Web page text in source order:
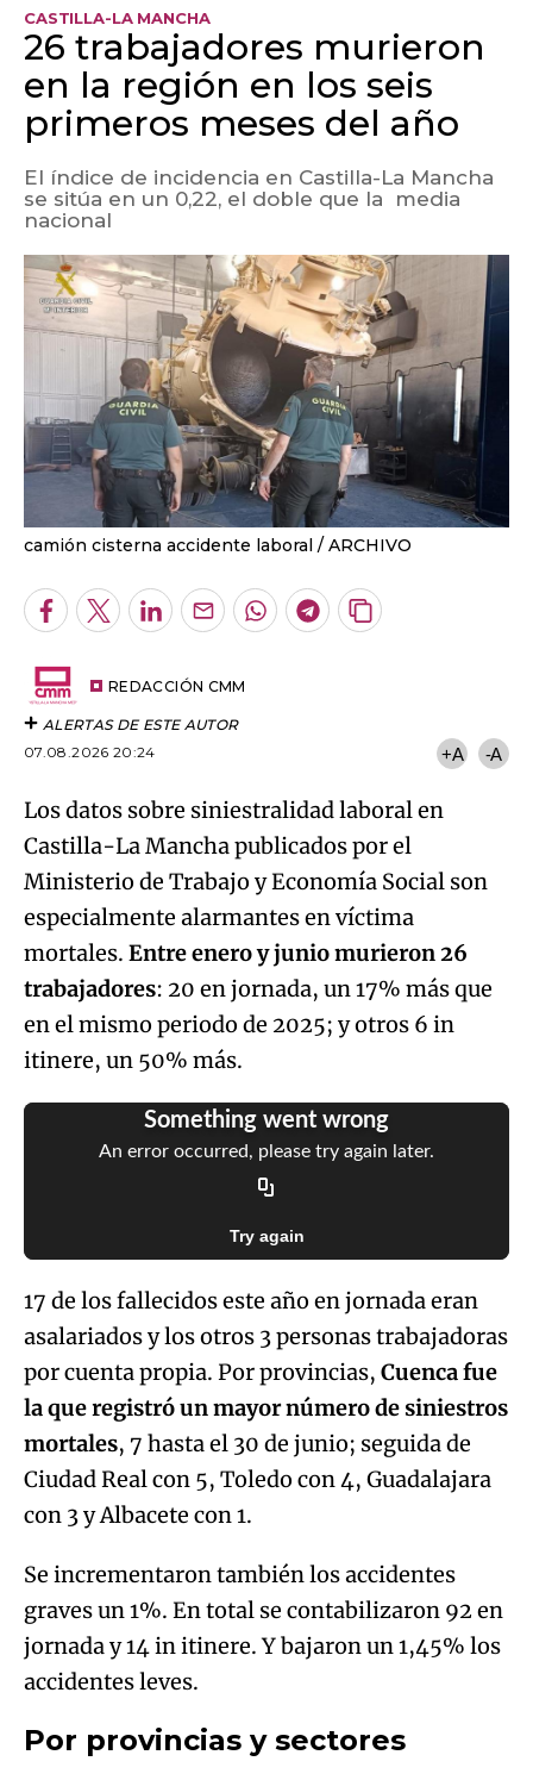
CASTILLA-LA MANCHA
26 trabajadores murieron
en la región en los seis
primeros meses del año
El índice de incidencia en Castilla-La Mancha
se sitúa en un 0,22, el doble que la media
nacional
camión cisterna accidente laboral ARCHIVO
Facebook
TwitterLinkedInEnviarWhatsapp
Telegram
Copiar
REDACCIÓN CMM
ALERTAS DE ESTE AUTOR
07.08.2026 20:24
+A -A
Los datos sobre siniestralidad laboral en
Castilla-La Mancha publicados por el
Ministerio de Trabajo y Economía Social son
especialmente alarmantes en víctima
mortales. Entre enero y junio murieron 26
trabajadores: 20 en jornada, un 17% más que
en el mismo periodo de 2025; y otros 6 in
itinere, un 50% más.
Something went wrong
An error occurred, please try again later.
Try again
17 de los fallecidos este año en jornada eran
asalariados y los otros 3 personas trabajadoras
por cuenta propia. Por provincias, Cuenca fue
la que registró un mayor número de siniestros
mortales, 7 hasta el 30 de junio; seguida de
Ciudad Real con 5, Toledo con 4, Guadalajara
con 3 y Albacete con 1.
Se incrementaron también los accidentes
graves un 1%. En total se contabilizaron 92 en
jornada y 14 in itinere. Y bajaron un 1,45% los
accidentes leves.
Por provincias y sectores